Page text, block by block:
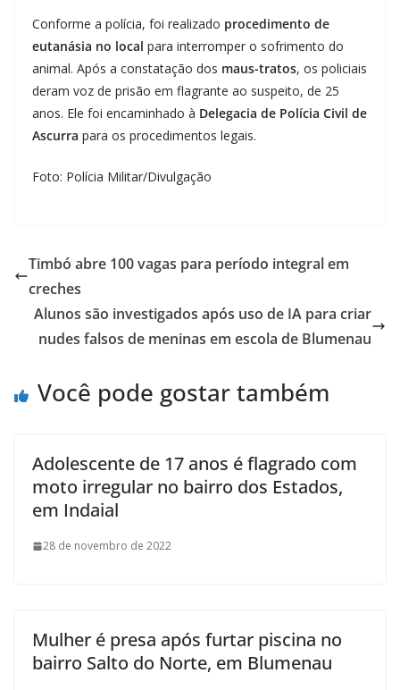
Conforme a polícia, foi realizado procedimento de
eutanásia no local para interromper o sofrimento do
animal. Após a constatação dos maus-tratos, os policiais
deram voz de prisão em flagrante ao suspeito, de 25
anos. Ele foi encaminhado à Delegacia de Polícia Civil de
Ascurra para os procedimentos legais.
Foto: Polícia Militar/Divulgação
Timbó abre 100 vagas para período integral em
creches
Alunos são investigados após uso de IA para criar
nudes falsos de meninas em escola de Blumenau
Você pode gostar também
Adolescente de 17 anos é flagrado com
moto irregular no bairro dos Estados,
em Indaial
28 de novembro de 2022
Mulher é presa após furtar piscina no
bairro Salto do Norte, em Blumenau